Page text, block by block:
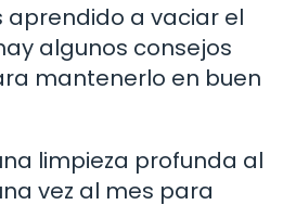
aprendido a vaciar el
algunos consejos
mantenerlo en buen
limpieza profunda al
vez al mes para